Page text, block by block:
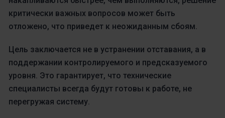
критически важных вопросов может быть
отложено, что приведет к неожиданным сбоям.
Цель заключается не в устранении отставания, а в
поддержании контролируемого и предсказуемого
уровня. Это гарантирует, что технические
специалисты всегда будут готовы к работе, не
перегружая систему.